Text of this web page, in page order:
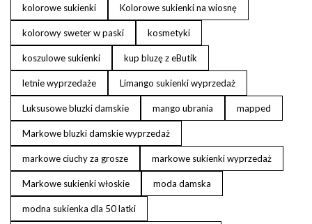
kolorowe sukienki Kolorowe sukienki na wiosnę
kolorowy sweter w paski kosmetyki
koszulowe sukienki kup bluzę z eButik
letnie wyprzedaże Limango sukienki wyprzedaż
Luksusowe bluzki damskie mango ubrania mapped
Markowe bluzki damskie wyprzedaż
markowe ciuchy za grosze markowe sukienki wyprzedaż
Markowe sukienki włoskie moda damska
modna sukienka dla 50 latki